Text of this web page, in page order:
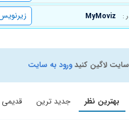
:
MyMoviz
سایت لاگین کنیدورود به سایت
بهترین نظر جدید ترین